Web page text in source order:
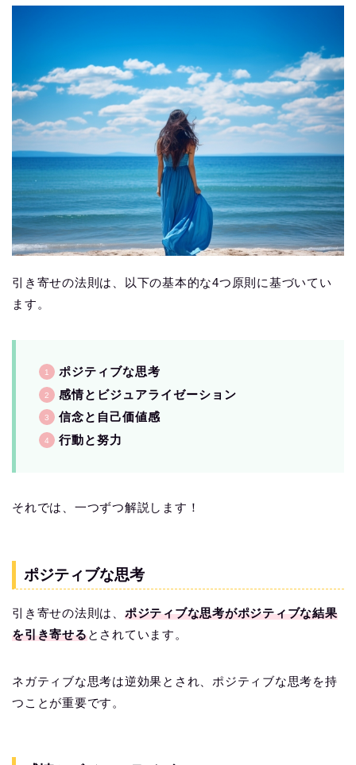
引き寄せの法則は、以下の基本的な4つ原則に基づいてい
ます。
ポジティブな思考
感情とビジュアライゼーション
信念と自己価値感
行動と努力
それでは、一つずつ解説します！
ポジティブな思考
引き寄せの法則は、 ポジティブな思考がポジティブな結果
を引き寄せるとされています。
ネガティブな思考は逆効果とされ、ポジティブな思考を持
つことが重要です。